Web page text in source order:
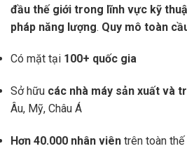
đầu thế giới trong lĩnh vực kỹ
pháp năng lượng. Quy mô toàn
Có mặt tại 100+ quốc gia
Sở hữu các nhà máy sản xuất và
Âu, Mỹ, Châu Á
Hơn 40.000 nhân viên trên toàn